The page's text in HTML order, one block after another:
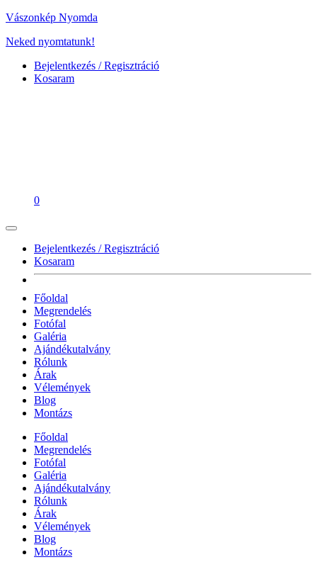
Vászonkép Nyomda
Neked nyomtatunk!
Bejelentkezés / Regisztráció
Kosaram
0
Bejelentkezés / Regisztráció
Kosaram
Főoldal
Megrendelés
Fotófal
Galéria
Ajándékutalvány
Rólunk
Árak
Vélemények
Blog
Montázs
Főoldal
Megrendelés
Fotófal
Galéria
Ajándékutalvány
Rólunk
Árak
Vélemények
Blog
Montázs